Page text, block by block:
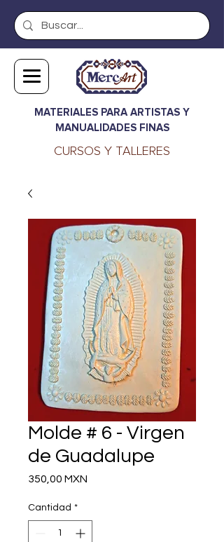
MATERIALES PARA ARTISTAS Y
MANUALIDADES FINAS
CURSOS Y TALLERES
Molde # 6 - Virgen
de Guadalupe
350,00 MXN
Cantidad *